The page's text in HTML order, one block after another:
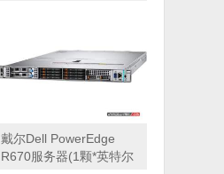
戴尔Dell PowerEdge
R670服务器(1颗*英特尔